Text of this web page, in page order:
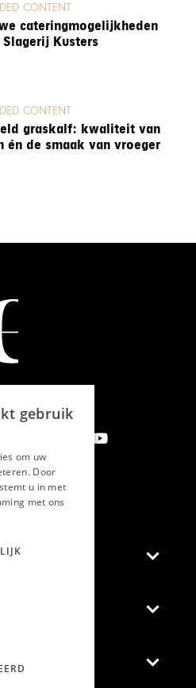
CONTENT
cateringmogelijkheden
Kusters
CONTENT
graskalf: kwaliteit van
én de smaak van vroeger
gebruik
om uw
Door
u in met
met ons